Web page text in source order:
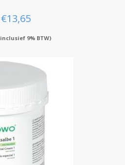
€13,65
inclusief 9% BTW)